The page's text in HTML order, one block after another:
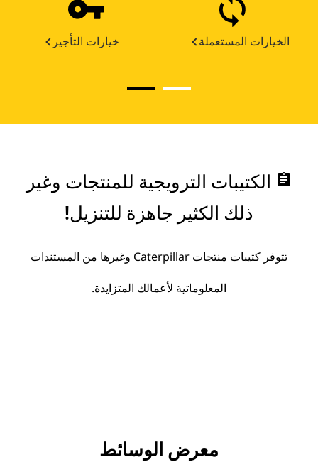
خيارات التأجير الخيارات المستعملة
assignment الكتيبات الترويجية للمنتجات وغير
ذلك الكثير جاهزة للتنزيل!
تتوفر كتيبات منتجات Caterpillar وغيرها من المستندات
المعلوماتية لأعمالك المتزايدة.
معرض الوسائط